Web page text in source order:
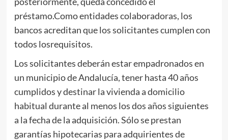
préstamo.Como entidades colaboradoras, los
bancos acreditan que los solicitantes cumplen con
todos losrequisitos.
Los solicitantes deberán estar empadronados en
un municipio de Andalucía, tener hasta 40 años
cumplidos y destinar la vivienda a domicilio
habitual durante al menos los dos años siguientes
a la fecha de la adquisición. Sólo se prestan
garantías hipotecarias para adquirientes de